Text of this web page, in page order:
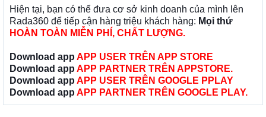
Hiện tại, bạn có thể đưa cơ sở kinh doanh của mình lên
Rada360 để tiếp cận hàng triệu khách hàng: Mọi thứ
HOÀN TOÀN MIỄN PHÍ, CHẤT LƯỢNG.
Download app APP USER TRÊN APP STORE
Download app APP PARTNER TRÊN APPSTORE.
Download app APP USER TRÊN GOOGLE PPLAY
Download app APP PARTNER TRÊN GOOGLE PLAY.